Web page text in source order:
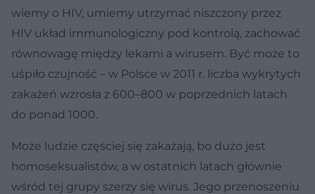
wiemy o HIV, umiemy utrzymać niszczony przez
HIV układ immunologiczny pod kontrolą, zachować
równowagę między lekami a wirusem. Być może to
uśpiło czujność – w Polsce w 2011 r. liczba wykrytych
zakażeń wzrosła z 600–800 w poprzednich latach
do ponad 1000.
Może ludzie częściej się zakażają, bo dużo jest
homoseksualistów, a w ostatnich latach głównie
wśród tej grupy szerzy się wirus. Jego przenoszeniu